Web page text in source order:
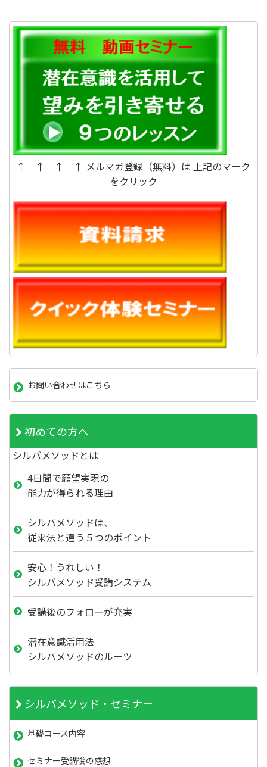
精神性が低いときです。
↑ ↑ ↑ ↑ メルマガ登録（無料）は 上記のマーク
をクリック
お問い合わせはこちら
初めての方へ
シルバメソッドとは
4日間で願望実現の
能力が得られる理由
シルバメソッドは、
従来法と違う５つのポイント
安心！うれしい！
シルバメソッド受講システム
受講後のフォローが充実
潜在意識活用法
シルバメソッドのルーツ
シルバメソッド・セミナー
基礎コース内容
セミナー受講後の感想